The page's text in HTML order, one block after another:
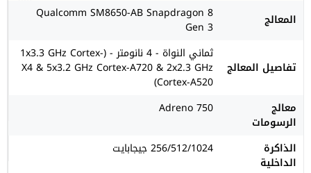
المعالج Qualcomm SM8650-AB Snapdragon 8
Gen 3
تفاصيل المعالج
ثماني النواة - 4 نانومتر - (1x3.3 GHz Cortex-
X4 & 5x3.2 GHz Cortex-A720 & 2x2.3 GHz
Cortex-A520)
معالج
الرسومات
Adreno 750
الذاكرة
الداخلية
256/512/1024 جيجابايت